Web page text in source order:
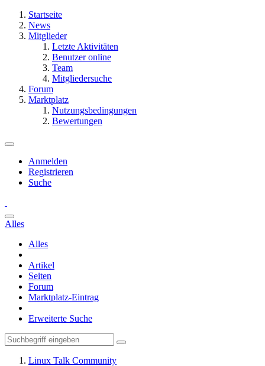
Startseite
News
Mitglieder
Letzte Aktivitäten
Benutzer online
Team
Mitgliedersuche
Forum
Marktplatz
Nutzungsbedingungen
Bewertungen
Anmelden
Registrieren
Suche
Alles
Alles
Artikel
Seiten
Forum
Marktplatz-Eintrag
Erweiterte Suche
Linux Talk Community